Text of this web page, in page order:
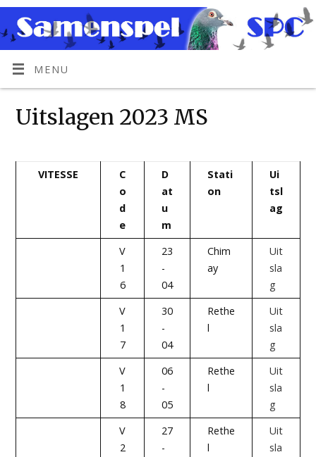
MENU
Uitslagen 2023 MS
VITESSE
C
o
d
e
D
at
u
m
Stati
on
Ui
tsl
ag
V
1
6
23
-
04
Chim
ay
Uit
sla
g
V
1
7
30
-
04
Rethe
l
Uit
sla
g
V
1
8
06
-
05
Rethe
l
Uit
sla
g
V
2
27
-
Rethe
l
Uit
sla